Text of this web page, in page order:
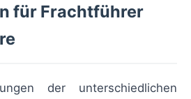
für Frachtführer
der unterschiedlichen